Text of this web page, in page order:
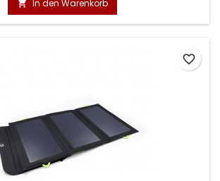
 In den Warenkorb
favorite_border